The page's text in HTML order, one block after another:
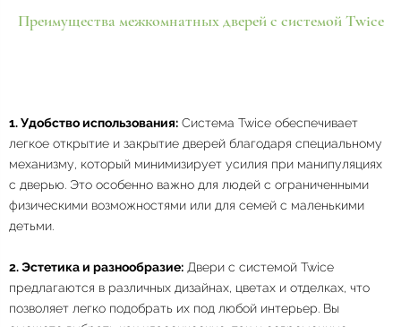
Преимущества межкомнатных дверей с системой Twice
1. Удобство использования: Система Twice обеспечивает
легкое открытие и закрытие дверей благодаря специальному
механизму, который минимизирует усилия при манипуляциях
с дверью. Это особенно важно для людей с ограниченными
физическими возможностями или для семей с маленькими
детьми.
2. Эстетика и разнообразие: Двери с системой Twice
предлагаются в различных дизайнах, цветах и отделках, что
позволяет легко подобрать их под любой интерьер. Вы